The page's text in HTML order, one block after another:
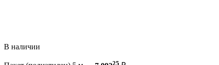
В наличии
25